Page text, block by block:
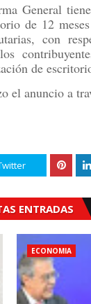
General
de 12
con
de
el anuncio a
ENTRADAS
ECONOMIA